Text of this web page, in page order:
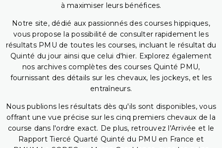
à maximiser leurs bénéfices.
Notre site, dédié aux passionnés des courses hippiques,
vous propose la possibilité de consulter rapidement les
résultats PMU de toutes les courses, incluant le résultat du
Quinté du jour ainsi que celui d'hier. Explorez également
nos archives complètes des courses Quinté PMU,
fournissant des détails sur les chevaux, les jockeys, et les
entraîneurs.
Nous publions les résultats dès qu'ils sont disponibles, vous
offrant une vue précise sur les cinq premiers chevaux de la
course dans l'ordre exact. De plus, retrouvez l'Arrivée et le
Rapport Tiercé Quarté Quinté du PMU en France et